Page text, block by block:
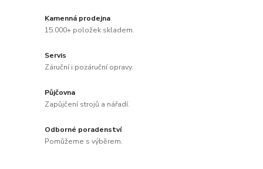
Kamenná prodejna
15.000+ položek skladem.
Servis
Záruční i pozáruční opravy.
Půjčovna
Zapůjčení strojů a nářadí.
Odborné poradenství
Pomůžeme s výběrem.